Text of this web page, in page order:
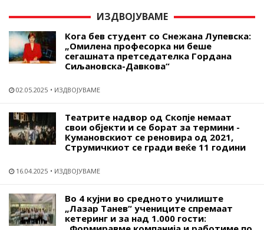
ИЗДВОЈУВАМЕ
Кога бев студент со Снежана Лупевска:
„Омилена професорка ни беше
сегашната претседателка Гордана
Сиљановска-Давкова“
02.05.2025 ИЗДВОЈУВАМЕ
Театрите надвор од Скопје немаат
свои објекти и се борат за термини -
Кумановскиот се реновира од 2021,
Струмичкиот се гради веќе 11 години
16.04.2025 ИЗДВОЈУВАМЕ
Во 4 кујни во средното училиште
„Лазар Танев“ учениците спремаат
кетеринг и за над 1.000 гости: